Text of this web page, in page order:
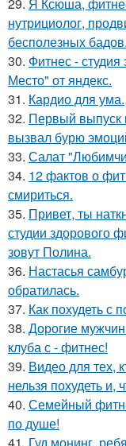
нутрициолог,
бесполезных бадов.
30. Фитнес -
Место" от яндекс.
31. Кардио для ума.
32. Первый выпуск
вызвал бурю
33. Салат
34. 12 фактов о
смириться.
35. Привет, ты
студии здорового
зовут Полина.
36. Настасья
обратилась.
37. Как похудеть с
38. Дорогие
клуба с - фитнес!
39. Видео для тех,
нельзя похудеть и,
40. Семейный
по душе!